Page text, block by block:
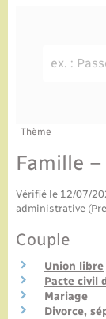
Thème
Famille
Vérifié le 12/07/
administrative
Couple
Union libre
Pacte civil
Mariage
Divorce,